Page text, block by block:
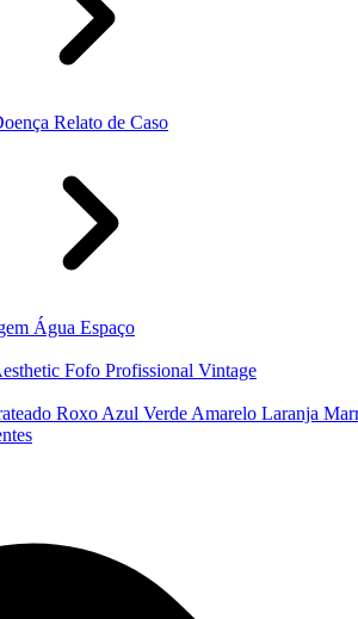
Relato de Caso
Água Espaço
Fofo Profissional Vintage
Roxo Azul Verde Amarelo Laranja